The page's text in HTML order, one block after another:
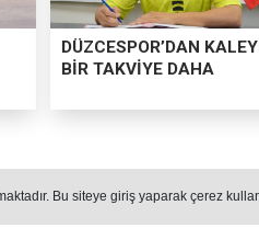
Bu siteye giriş yaparak çerez
DÜZCESPOR’DAN
BİR TAKVİYE DAHA
İKBAL